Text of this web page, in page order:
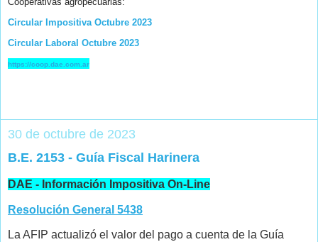
Circular Impositiva Octubre 2023
Circular Laboral Octubre 2023
https://coop.dae.com.ar
30 de octubre de 2023
B.E. 2153 - Guía Fiscal Harinera
DAE - Información Impositiva On-Line
Resolución General 5438
La AFIP actualizó el valor del pago a cuenta de la Guía